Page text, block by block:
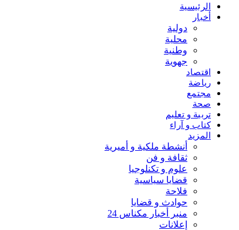
الرئيسية
أخبار
دولية
محلية
وطنية
جهوية
اقتصاد
رياضة
مجتمع
صحة
تربية و تعليم
كتاب و آراء
المزيد
أنشطة ملكية و أميرية
ثقافة و فن
علوم و تكنلوجيا
قضايا سياسية
فلاحة
حوادث و قضايا
منبر أخبار مكناس 24
إعلانات